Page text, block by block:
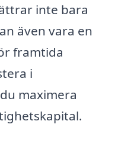
inte bara
även vara en
framtida
i
maximera